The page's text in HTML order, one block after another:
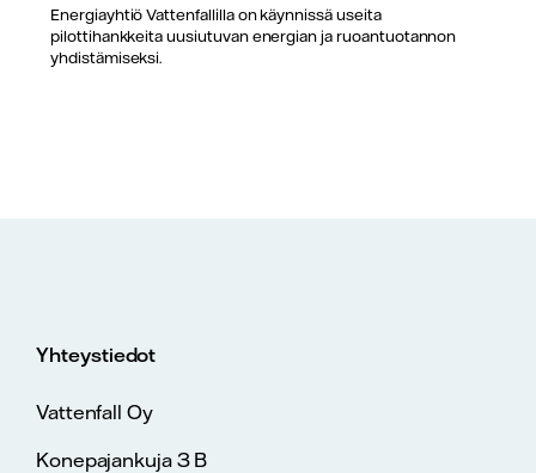
Energiayhtiö Vattenfallilla on käynnissä useita
pilottihankkeita uusiutuvan energian ja ruoantuotannon
yhdistämiseksi.
Yhteystiedot
Vattenfall Oy
Konepajankuja 3 B